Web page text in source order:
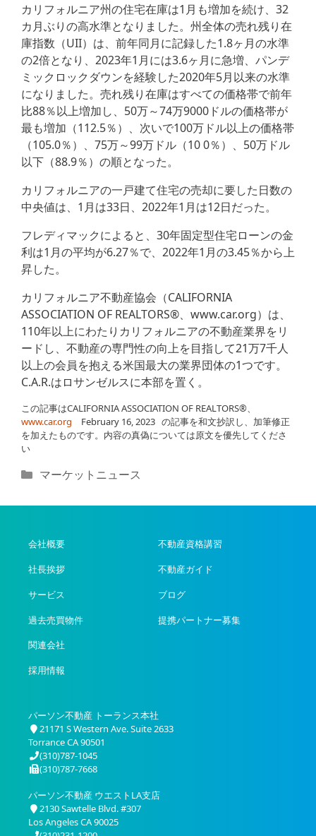
カリフォルニア州の住宅在庫は1月も増加を続け、32
カ月ぶりの高水準となりました。州全体の売れ残り在
庫指数（UII）は、前年同月に記録した1.8ヶ月の水準
の2倍となり、2023年1月には3.6ヶ月に急増、パンデ
ミックロックダウンを経験した2020年5月以来の水準
になりました。売れ残り在庫はすべての価格帯で前年
比88％以上増加し、50万～74万9000ドルの価格帯が
最も増加（112.5％）、次いで100万ドル以上の価格帯
（105.0％）、75万～99万ドル（10 0％）、50万ドル
以下（88.9％）の順となった。
カリフォルニアの一戸建て住宅の売却に要した日数の
中央値は、1月は33日、2022年1月は12日だった。
フレディマックによると、30年固定型住宅ローンの金
利は1月の平均が6.27％で、2022年1月の3.45％から上
昇した。
カリフォルニア不動産協会（CALIFORNIA
ASSOCIATION OF REALTORS®、www.car.org）は、
110年以上にわたりカリフォルニアの不動産業界をリ
ードし、不動産の専門性の向上を目指して21万7千人
以上の会員を抱える米国最大の業界団体の1つです。
C.A.R.はロサンゼルスに本部を置く。
この記事はCALIFORNIA ASSOCIATION OF REALTORS®、
www.car.org February 16, 2023 の記事を和文抄訳し、加筆修正
を加えたものです。内容の真偽については原文を優先してくださ
い
カ
ゴ
ー
マーケットニュース
会社概要
社長挨拶
サービス
過去売買物件
関連会社
採用情報
不動産資格講習
不動産ガイド
ブログ
提携パートナー募集
パーソン不動産 トーランス本社
21171 S Western Ave. Suite 2633
Torrance CA 90501
(310)787-1045
(310)787-7668
パーソン不動産 ウエストLA支店
2130 Sawtelle Blvd. #307
Los Angeles CA 90025